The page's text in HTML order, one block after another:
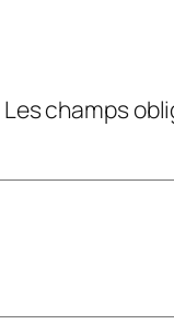
Les champs